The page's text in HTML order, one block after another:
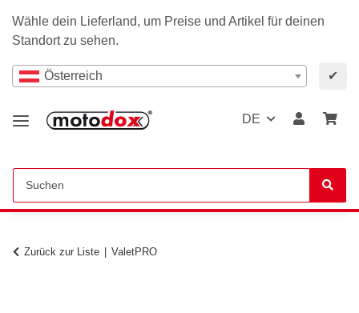
Wähle dein Lieferland, um Preise und Artikel für deinen
Standort zu sehen.
Österreich ✔
DE
Zurück zur Liste ValetPRO